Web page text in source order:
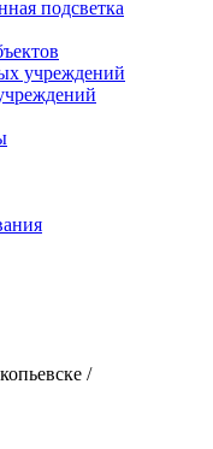
подсветка
учреждений
/